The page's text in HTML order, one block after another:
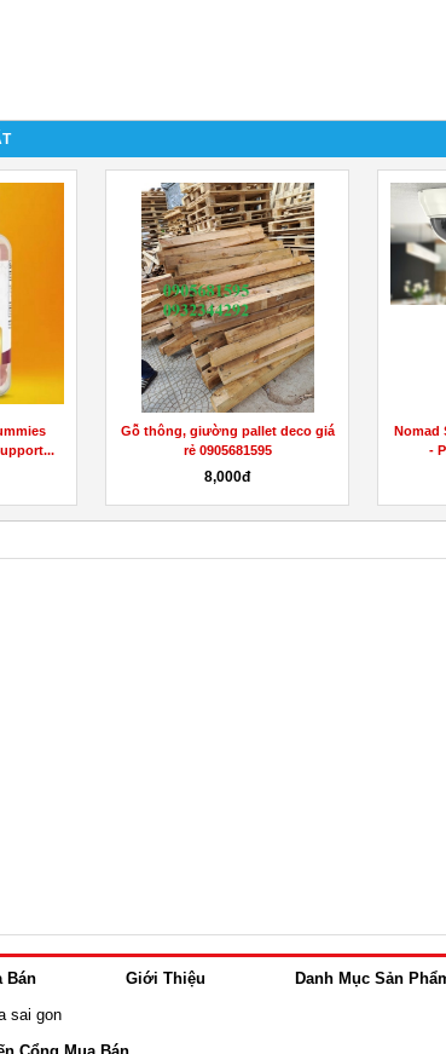
Gỗ thông, giường pallet deco giá
rẻ 0905681595
8,000đ
Nomad
-
next
Bán Giới Thiệu Danh Mục Sản
sai gon